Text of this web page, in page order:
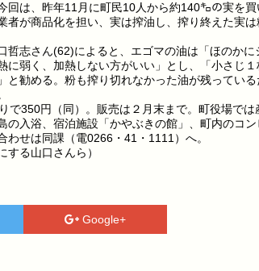
は、昨年11月に町民10人から約140㌔の実を買
が商品化を担い、実は搾油し、搾り終えた実は
志さん(62)によると、エゴマの油は「ほのかに
に弱く、加熱しない方がいい」とし、「小さじ
勧める。粉も搾り切れなかった油が残ってい
350円（同）。販売は２月末まで。町役場では
入浴、宿泊施設「かやぶきの館」、町内のコン
せは同課（電0266・41・1111）へ。
する山口さんら）
Google+